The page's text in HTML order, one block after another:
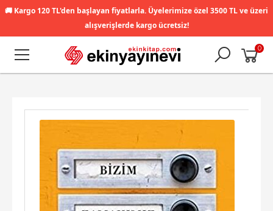
🚚 Kargo 120 TL'den başlayan fiyatlarla. Üyelerimize özel 3500 TL ve üzeri
alışverişlerde kargo ücretsiz!
0